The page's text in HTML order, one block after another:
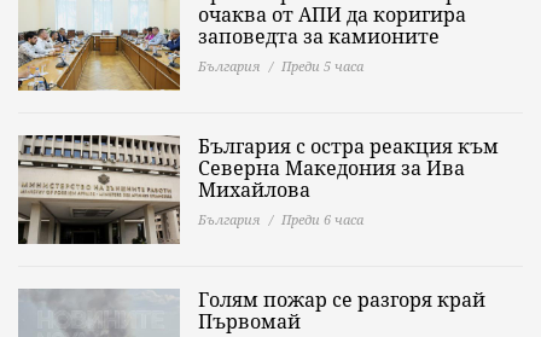
очаква от АПИ да коригира
заповедта за камионите
България Преди 5 часа
България с остра реакция към
Северна Македония за Ива
Михайлова
България Преди 6 часа
Голям пожар се разгоря край
Първомай